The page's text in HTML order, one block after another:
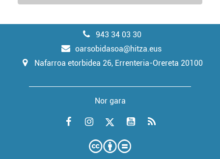
943 34 03 30
oarsobidasoa@hitza.eus
Nafarroa etorbidea 26, Errenteria-Orereta 20100
Nor gara